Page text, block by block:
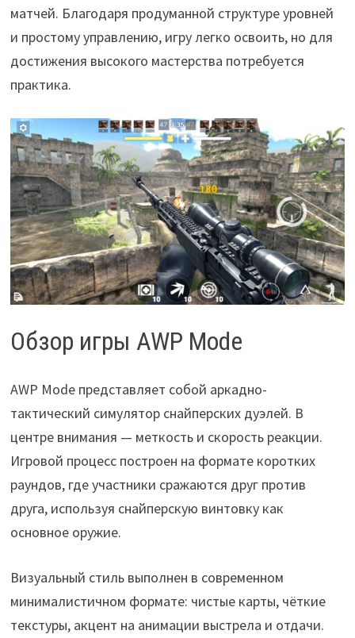
матчей. Благодаря продуманной структуре уровней
и простому управлению, игру легко освоить, но для
достижения высокого мастерства потребуется
практика.
Обзор игры AWP Mode
AWP Mode представляет собой аркадно-
тактический симулятор снайперских дуэлей. В
центре внимания — меткость и скорость реакции.
Игровой процесс построен на формате коротких
раундов, где участники сражаются друг против
друга, используя снайперскую винтовку как
основное оружие.
Визуальный стиль выполнен в современном
минималистичном формате: чистые карты, чёткие
текстуры, акцент на анимации выстрела и отдачи.